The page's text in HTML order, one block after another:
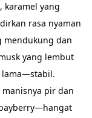
karamel yang
rasa nyaman
mendukung dan
yang lembut
lama—stabil.
pir dan